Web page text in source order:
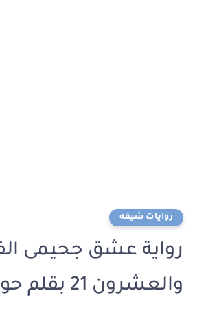
روايات شيقه
رواية عشق جحيمى
والعشرون 21 بقلم حور زاهر